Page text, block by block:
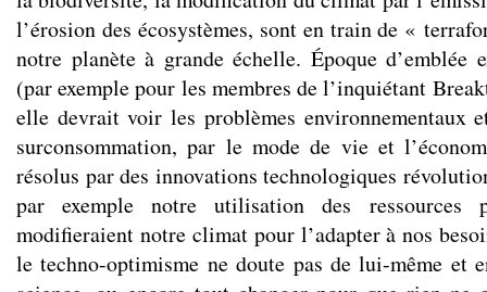
l’érosion des écosystèmes, sont en train de «
notre planète à grande échelle. Époque d’emblée
(par exemple pour les membres de l’inquiétant
elle devrait voir les problèmes environnementaux
surconsommation, par le mode de vie et
résolus par des innovations technologiques
par exemple notre utilisation des ressources
modifieraient notre climat pour l’adapter à nos
le techno-optimisme ne doute pas de lui-même et